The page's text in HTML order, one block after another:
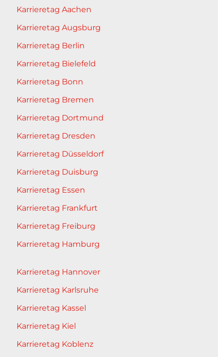
Karrieretag Aachen
Karrieretag Augsburg
Karrieretag Berlin
Karrieretag Bielefeld
Karrieretag Bonn
Karrieretag Bremen
Karrieretag Dortmund
Karrieretag Dresden
Karrieretag Düsseldorf
Karrieretag Duisburg
Karrieretag Essen
Karrieretag Frankfurt
Karrieretag Freiburg
Karrieretag Hamburg
Karrieretag Hannover
Karrieretag Karlsruhe
Karrieretag Kassel
Karrieretag Kiel
Karrieretag Koblenz